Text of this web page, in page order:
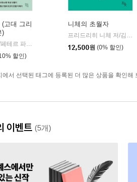
(고대 그리
)
| 현대지성
할인)
니체의 초월자
12,500원 (0% 할인)
에서 선택된 태그에 등록된 더 많은 상품을 확인해
이벤트 (5개)